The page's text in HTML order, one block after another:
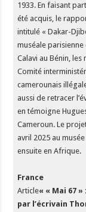
1933. En faisant
été acquis, le
intitulé « Dakar-
muséale parisienne
Calavi au Bénin,
Comité
camerounais
aussi de retracer
en témoigne
Cameroun. Le
avril 2025 au
ensuite en
France
Article« « Mai 67
par l’écrivain